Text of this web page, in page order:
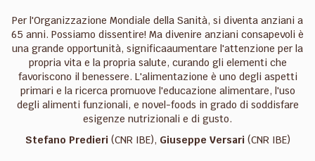
Per l'Organizzazione Mondiale della Sanità, si diventa anziani a
65 anni. Possiamo dissentire! Ma divenire anziani consapevoli è
una grande opportunità, significaaumentare l'attenzione per la
propria vita e la propria salute, curando gli elementi che
favoriscono il benessere. L'alimentazione è uno degli aspetti
primari e la ricerca promuove l'educazione alimentare, l'uso
degli alimenti funzionali, e novel-foods in grado di soddisfare
esigenze nutrizionali e di gusto.
Stefano Predieri (CNR IBE), Giuseppe Versari (CNR IBE)